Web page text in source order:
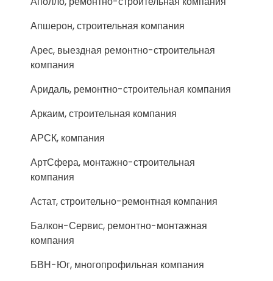
Апшерон, строительная компания
Арес, выездная ремонтно-строительная
компания
Аридаль, ремонтно-строительная компания
Аркаим, строительная компания
АРСК, компания
АртСфера, монтажно-строительная
компания
Астат, строительно-ремонтная компания
Балкон-Сервис, ремонтно-монтажная
компания
БВН-Юг, многопрофильная компания